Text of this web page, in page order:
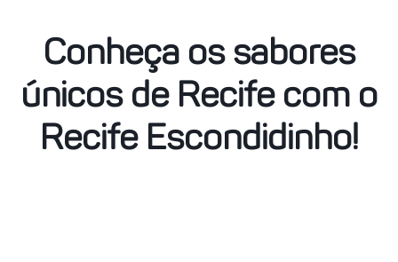
Conheça os sabores
únicos de Recife com o
Recife Escondidinho!